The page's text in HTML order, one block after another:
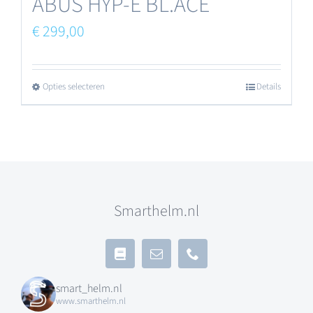
€299,00
Opties selecteren
Deze
optie
kan
gekozen
Details
Smarthelm.nl
smart_helm.nl
www.smarthelm.nl